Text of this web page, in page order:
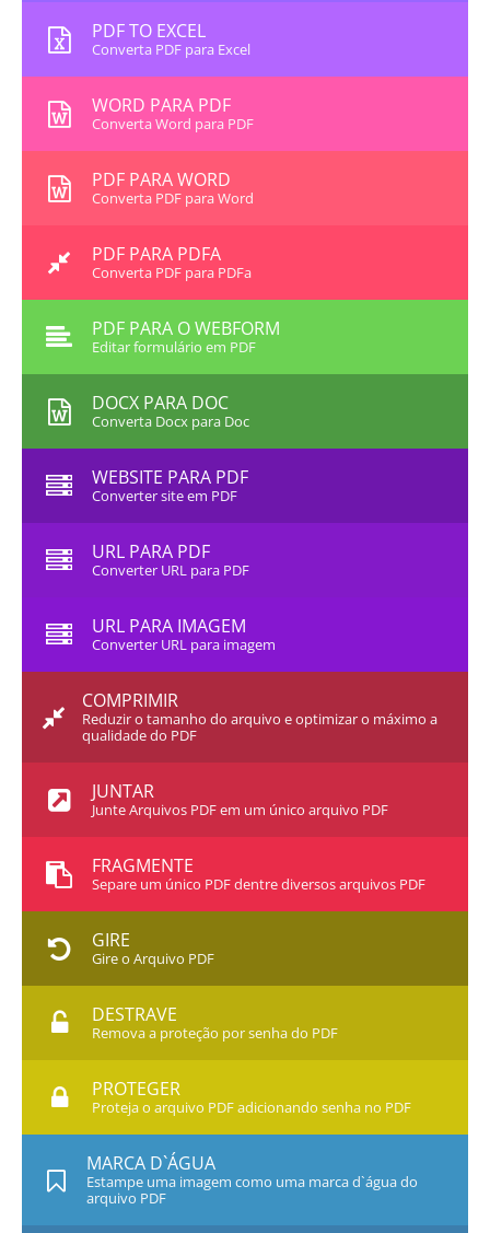
PDF TO EXCEL
Converta PDF para Excel
WORD PARA PDF
Converta Word para PDF
PDF PARA WORD
Converta PDF para Word
PDF PARA PDFA
Converta PDF para PDFa
PDF PARA O WEBFORM
Editar formulário em PDF
DOCX PARA DOC
Converta Docx para Doc
WEBSITE PARA PDF
Converter site em PDF
URL PARA PDF
Converter URL para PDF
URL PARA IMAGEM
Converter URL para imagem
COMPRIMIR
Reduzir o tamanho do arquivo e optimizar o máximo a
qualidade do PDF
JUNTAR
Junte Arquivos PDF em um único arquivo PDF
FRAGMENTE
Separe um único PDF dentre diversos arquivos PDF
GIRE
Gire o Arquivo PDF
DESTRAVE
Remova a proteção por senha do PDF
PROTEGER
Proteja o arquivo PDF adicionando senha no PDF
MARCA D`ÁGUA
Estampe uma imagem como uma marca d`água do
arquivo PDF